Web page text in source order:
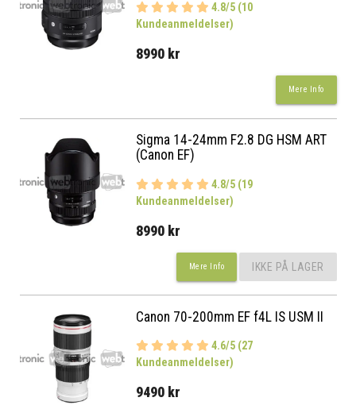
4.8/5 (10
Kundeanmeldelser)
8990 kr
Mere Info
Sigma 14-24mm F2.8 DG HSM ART
(Canon EF)
4.8/5 (19
Kundeanmeldelser)
8990 kr
Mere Info IKKE PÅ LAGER
Canon 70-200mm EF f4L IS USM II
4.6/5 (27
Kundeanmeldelser)
9490 kr